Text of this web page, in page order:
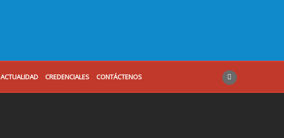
ACTUALIDAD CREDENCIALES CONTÁCTENOS